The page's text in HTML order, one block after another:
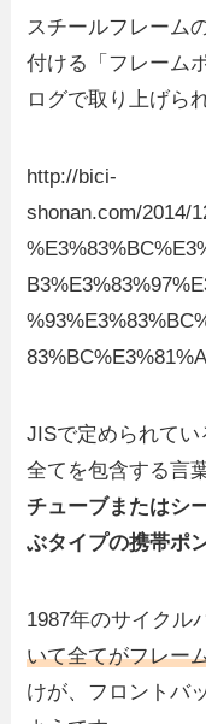
スチールフレーム
付ける「フレーム
ログで取り上げら
http://bici-
shonan.com/2014/
JISで定められて
全てを包含する言
チューブまたはシ
ぶタイプの携帯ポ
1987年のサイクル
いて全てがフレー
けが、フロントバ